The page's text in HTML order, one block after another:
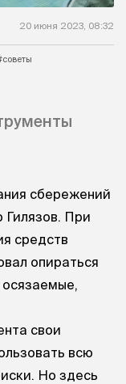
20 июня 2023, 08:32
сбережений
Гилязов. При
средств
опираться
свои
всю
Но здесь